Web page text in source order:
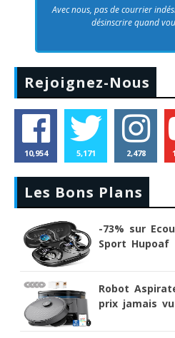
Avec nous, pas de courrier
désinscrire quand
Rejoignez-Nous
10,954 5,171 2,478
Les Bons Plans
-73% sur
Sport Hupoaf
Robot
prix jamais